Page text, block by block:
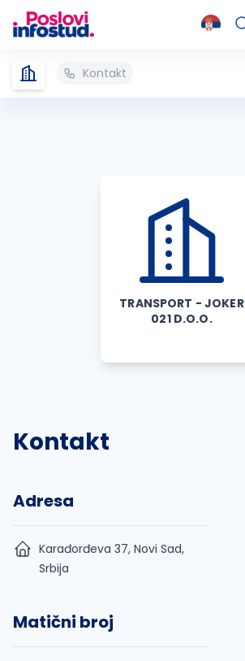
Kontakt
TRANSPORT - JOKER
021 D.O.O.
Kontakt
Adresa
Karađorđeva 37, Novi Sad,
Srbija
Matični broj